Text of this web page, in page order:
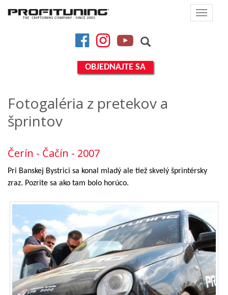
Toggle
FacebookInstagramYouTube
OBJEDNAJTE SA
Fotogaléria z pretekov a
šprintov
Čerín - Čačín - 2007
Pri Banskej Bystrici sa konal mladý ale tiež skvelý šprintérsky
zraz. Pozrite sa ako tam bolo horúco.